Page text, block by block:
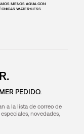
MENOS AGUA CON
WATER<LESS
PEDIDO.
a la lista de correo de
novedades,